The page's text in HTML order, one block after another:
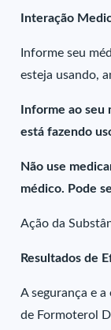
Interação
Informe seu
esteja usando,
Informe ao
está fazendo
Não use
médico. Pode
Ação da
Resultados de
A segurança e
de Formoterol